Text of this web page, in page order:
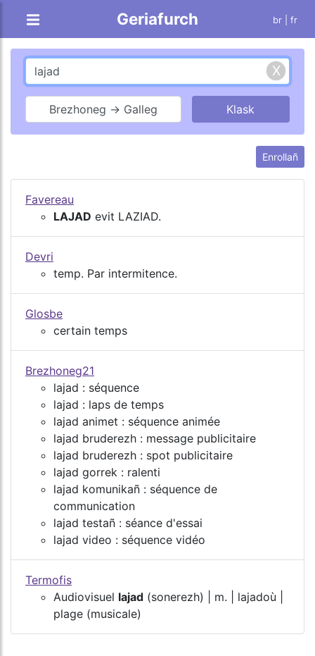
Geriafurch br | fr
Brezhoneg → Galleg
Enrollañ
Favereau
LAJAD evit LAZIAD.
Devri
temp. Par intermitence.
Glosbe
certain temps
Brezhoneg21
lajad : séquence
lajad : laps de temps
lajad animet : séquence animée
lajad bruderezh : message publicitaire
lajad bruderezh : spot publicitaire
lajad gorrek : ralenti
lajad komunikañ : séquence de
communication
lajad testañ : séance d'essai
lajad video : séquence vidéo
Termofis
Audiovisuel lajad (sonerezh) | m. | lajadoù |
plage (musicale)